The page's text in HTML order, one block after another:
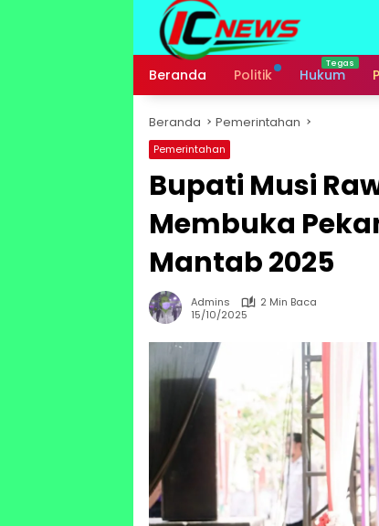
Beranda Politik Hukum
Beranda Pemerintahan
Pemerintahan
Bupati Musi
Membuka
Mantab 2025
Admins
2 Min Baca
15/10/2025